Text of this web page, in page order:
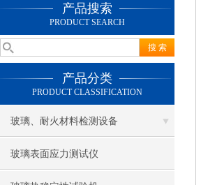
产品搜索
PRODUCT SEARCH
产品分类
PRODUCT CLASSIFICATION
玻璃、耐火材料检测设备
玻璃表面应力测试仪